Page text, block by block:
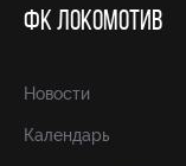
ФК ЛОКОМОТИВ
Новости
Календарь